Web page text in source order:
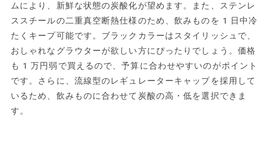
ムにより、新鮮な状態の炭酸化が望めます。また、ステンレ
ススチールの二重真空断熱仕様のため、飲みものを1日中冷
たくキープ可能です。ブラックカラーはスタイリッシュで、
おしゃれなグラウターが欲しい方にぴったりでしょう。価格
も1万円弱で買えるので、予算に合わせやすいのがポイント
です。さらに、流線型のレギュレーターキャップを採用して
いるため、飲みものに合わせて炭酸の高・低を選択できま
す。